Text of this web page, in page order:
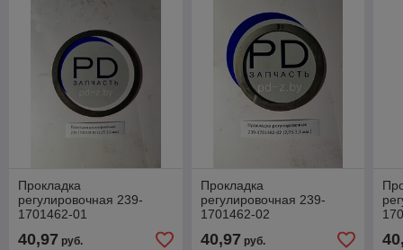
Прокладка
регулировочная 239-
1701462-01
40,97 руб.
Прокладка
регулировочная 239-
1701462-02
40,97 руб.